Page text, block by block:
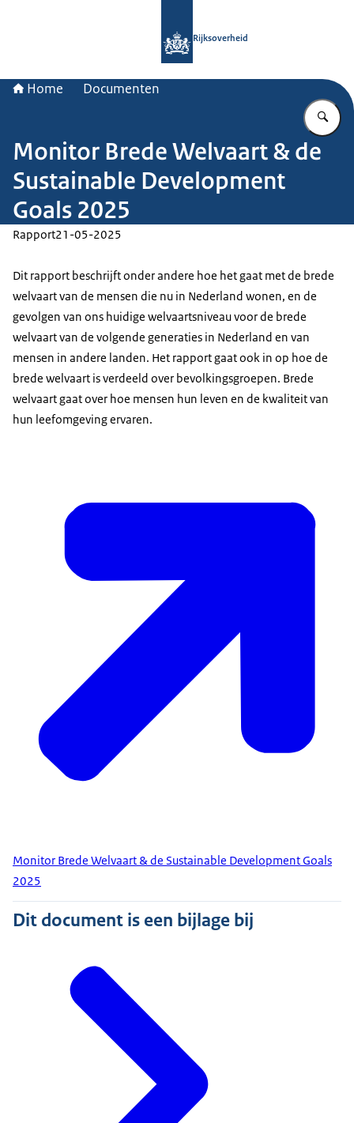
Rijksoverheid
Home Documenten
Monitor Brede Welvaart & de
Sustainable Development
Goals 2025
Rapport21-05-2025
Dit rapport beschrijft onder andere hoe het gaat met de brede
welvaart van de mensen die nu in Nederland wonen, en de
gevolgen van ons huidige welvaartsniveau voor de brede
welvaart van de volgende generaties in Nederland en van
mensen in andere landen. Het rapport gaat ook in op hoe de
brede welvaart is verdeeld over bevolkingsgroepen. Brede
welvaart gaat over hoe mensen hun leven en de kwaliteit van
hun leefomgeving ervaren.
Monitor Brede Welvaart & de Sustainable Development Goals
2025
Dit document is een bijlage bij